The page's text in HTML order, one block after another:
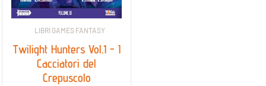
LIBRI GAMES FANTASY
Twilight Hunters Vol.1 - I
Cacciatori del
Crepuscolo